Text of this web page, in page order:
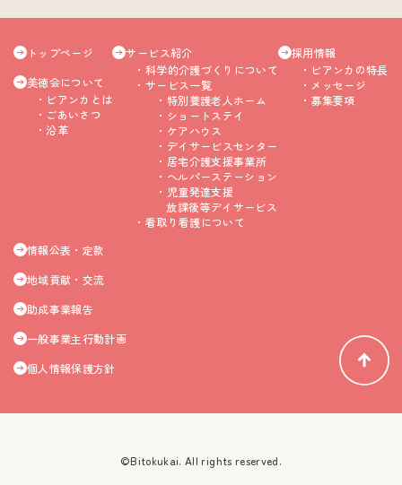
トップページ
美徳会について
ビアンカとは
ごあいさつ
沿革
サービス紹介
科学的介護づくりについて
サービス一覧
特別養護老人ホーム
ショートステイ
ケアハウス
デイサービスセンター
居宅介護支援事業所
ヘルパーステーション
児童発達支援
放課後等デイサービス
看取り看護について
採用情報
ビアンカの特長
メッセージ
募集要項
情報公表・定款
地域貢献・交流
助成事業報告
一般事業主行動計画
個人情報保護方針
©Bitokukai. All rights reserved.